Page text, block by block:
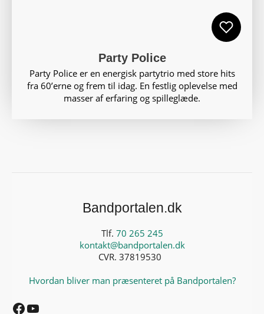
Party Police
Party Police er en energisk partytrio med store hits
fra 60’erne og frem til idag. En festlig oplevelse med
masser af erfaring og spilleglæde.
Bandportalen.dk
Tlf. 70 265 245
kontakt@bandportalen.dk
CVR. 37819530
Hvordan bliver man præsenteret på Bandportalen?
Facebook